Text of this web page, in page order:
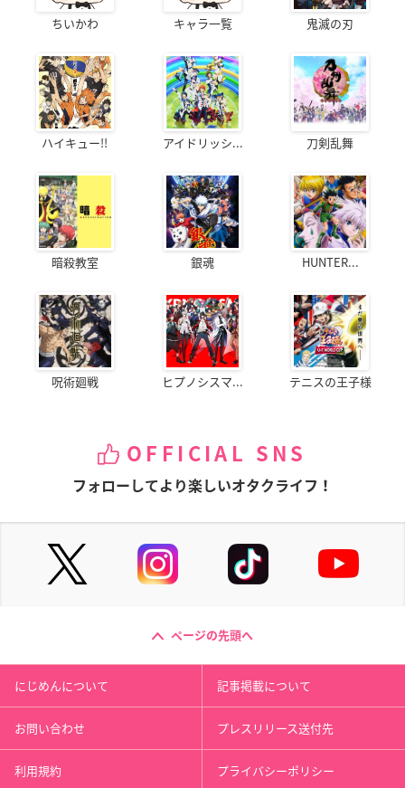
ちいかわ キャラ一覧 鬼滅の刃
ハイキュー!! アイドリッシ... 刀剣乱舞
暗殺教室 銀魂 HUNTER...
呪術廻戦 ヒプノシスマ... テニスの王子様
OFFICIAL SNS
フォローしてより楽しいオタクライフ！
ページの先頭へ
にじめんについて 記事掲載について
お問い合わせ プレスリリース送付先
利用規約 プライバシーポリシー